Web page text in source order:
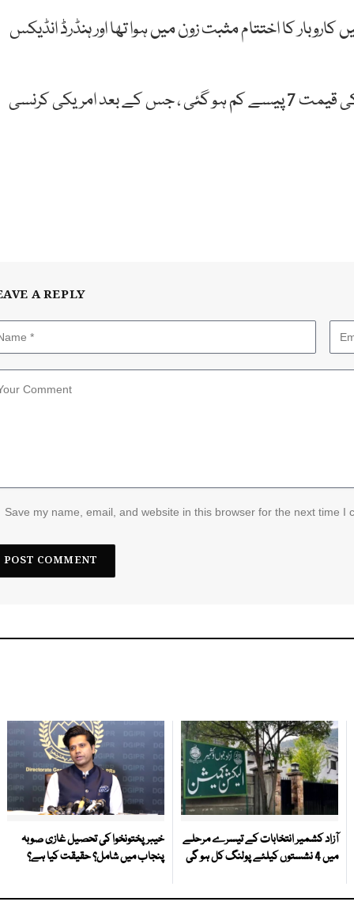
کا اختتام مثبت زون میں ہوا تھا اور ہنڈرڈ انڈیکس
دوسری جانب انٹر بینک میں روپے کے مقابلے میں ڈالر کی قیمت 7 پیسے کم ہو گئی ، جس کے بعد امریکی کرنسی
A REPLY
Save my name, email, and website in this browser for the next time I
آزاد کشمیر انتخابات کے تیسرے مرحلے
میں 4 نشستوں کیلئے پولنگ کل ہو گی
خیبر پختونخوا کی تحصیل غازی صوبہ
پنجاب میں شامل؟ حقیقت کیا ہے؟